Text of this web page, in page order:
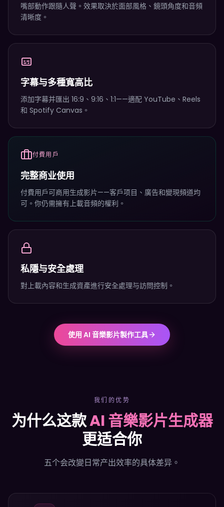
嘴部動作跟隨人聲。效果取決於面部風格、鏡頭角度和音頻
清晰度。
字幕与多種寬高比
添加字幕并匯出 16:9、9:16、1:1——適配 YouTube、Reels
和 Spotify Canvas。
付費用戶
完整商业使用
付費用戶可商用生成影片——客戶项目、廣告和變現頻道均
可。你仍需擁有上載音頻的權利。
私隱与安全處理
對上載內容和生成資產進行安全處理与訪問控制。
使用 AI 音樂影片製作工具
我们的优势
为什么这款AI 音樂影片生成器
更适合你
五个会改變日常产出效率的具体差异。